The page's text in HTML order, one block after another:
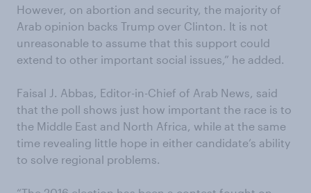
However, on abortion and security, the majority of
Arab opinion backs Trump over Clinton. It is not
unreasonable to assume that this support could
extend to other important social issues,” he added.
Faisal J. Abbas, Editor-in-Chief of Arab News, said
that the poll shows just how important the race is to
the Middle East and North Africa, while at the same
time revealing little hope in either candidate’s ability
to solve regional problems.